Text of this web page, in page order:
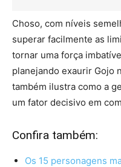
Choso, com níveis
superar facilmente as
tornar uma força
planejando exaurir Gojo
também ilustra como a
um fator decisivo em
Confira também:
Os 15 personagens